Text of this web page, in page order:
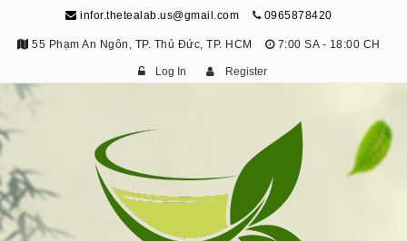
infor.thetealab.us@gmail.com 0965878420
55 Phạm An Ngôn, TP. Thủ Đức, TP. HCM 7:00 SA - 18:00 CH
Log In Register